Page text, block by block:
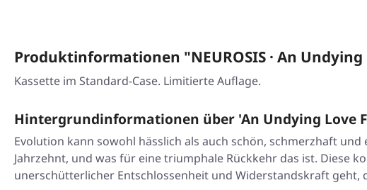
Produktinformationen "NEUROSIS · An
Kassette im Standard-Case. Limitierte Auflage.
Hintergrundinformationen über 'An Undying Love
Evolution kann sowohl hässlich als auch schön, schmerzhaft und
Jahrzehnt, und was für eine triumphale Rückkehr das ist. Diese
unerschütterlicher Entschlossenheit und Widerstandskraft